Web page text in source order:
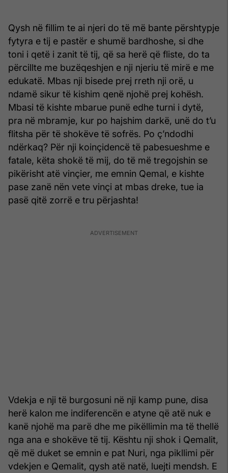
Qysh në fillim te ai njeri do të më bante përshtypje
fytyra e tij e pastër e shumë bardhoshe, si dhe
toni i qetë i zanit të tij, që sa herë që fliste, do ta
përcillte me buzëqeshjen e nji njeriu të mirë e me
edukatë. Mbas nji bisede prej rreth nji orë, u
ndamë sikur të kishim qenë njohë prej kohësh.
Mbasi të kishte mbarue punë edhe turni i dytë,
pra në mbramje, kur po hajshim darkë, unë do t’u
flitsha për të shokëve të sofrës. Po ç’ndodhi
ndërkaq? Për nji koinçidencë të pabesueshme e
fatale, këta shokë të mij, do të më tregojshin se
pikërisht atë vinçier, me emnin Qemal, e kishte
pase zanë nën vete vinçi at mbas dreke, tue ia
pasë qitë zorrë e tru përjashta!
Vdekja e nji të burgosuni në nji kamp pune, disa
herë kalon me indiferencën e atyne që atë nuk e
kanë njohë ma parë dhe me pikëllimin ma të thellë
nga ana e shokëve të tij. Kështu nji shok i Qemalit,
që më duket se emnin e pat Nuri, nga pikllimi për
vdekjen e Qemalit, qysh atë natë, luejti mendsh. E